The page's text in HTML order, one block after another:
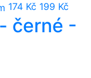
174 Kč 199 Kč
černé -